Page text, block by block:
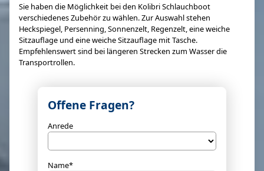
Sie haben die Möglichkeit bei den Kolibri Schlauchboot
verschiedenes Zubehör zu wählen. Zur Auswahl stehen
Heckspiegel, Persenning, Sonnenzelt, Regenzelt, eine weiche
Sitzauflage und eine weiche Sitzauflage mit Tasche.
Empfehlenswert sind bei längeren Strecken zum Wasser die
Transportrollen.
Offene Fragen?
Anrede
Name*